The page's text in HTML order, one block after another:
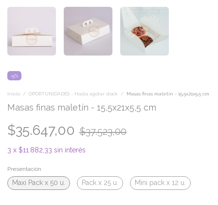
-5%
Inicio / OPORTUNIDADES - Hasta agotar stock / Masas finas maletín - 15,5x21x5,5 cm
Masas finas maletín - 15,5x21x5,5 cm
$35.647,00 $37.523,00
3 x $11.882,33 sin interés
Presentación
Maxi Pack x 50 u. Pack x 25 u. Mini pack x 12 u.